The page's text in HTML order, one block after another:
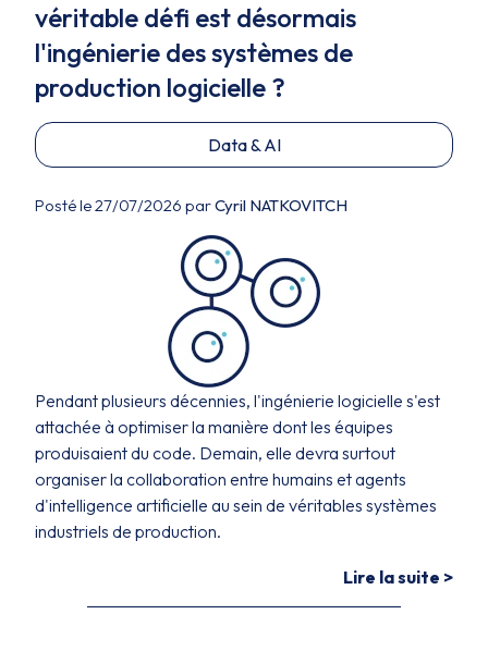
véritable défi est désormais
l'ingénierie des systèmes de
production logicielle ?
Data & AI
Posté le 27/07/2026 parCyril NATKOVITCH
Pendant plusieurs décennies, l'ingénierie logicielle s'est
attachée à optimiser la manière dont les équipes
produisaient du code. Demain, elle devra surtout
organiser la collaboration entre humains et agents
d'intelligence artificielle au sein de véritables systèmes
industriels de production.
Lire la suite >